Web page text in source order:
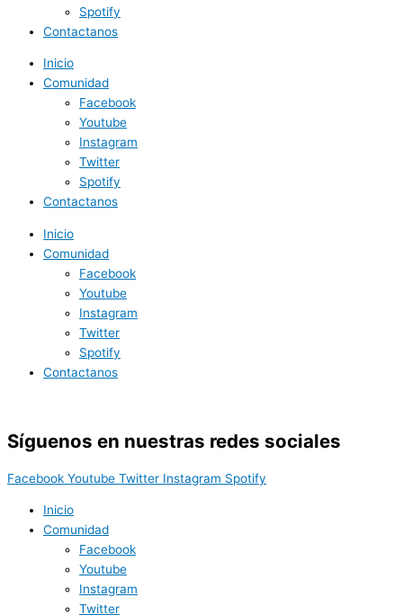
Spotify
Contactanos
Inicio
Comunidad
Facebook
Youtube
Instagram
Twitter
Spotify
Contactanos
Inicio
Comunidad
Facebook
Youtube
Instagram
Twitter
Spotify
Contactanos
Síguenos en nuestras redes sociales
Facebook Youtube Twitter Instagram Spotify
Inicio
Comunidad
Facebook
Youtube
Instagram
Twitter